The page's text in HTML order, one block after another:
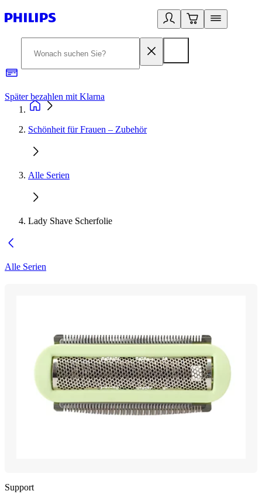
Später bezahlen mit Klarna
Schönheit für Frauen – Zubehör
Alle Serien
Lady Shave Scherfolie
Alle Serien
Support